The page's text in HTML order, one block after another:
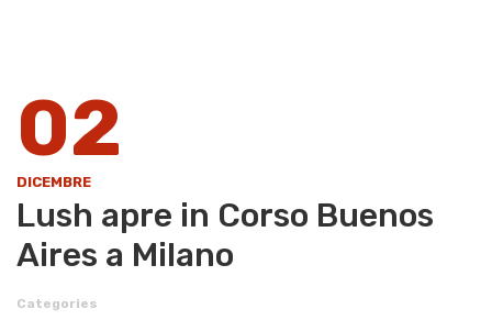
02
DICEMBRE
Lush apre in Corso Buenos
Aires a Milano
Categories